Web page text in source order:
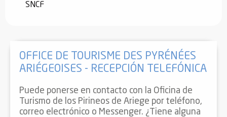
SNCF
OFFICE DE TOURISME DES PYRÉNÉES
ARIÉGEOISES - RECEPCIÓN TELEFÓNICA
Puede ponerse en contacto con la Oficina de
Turismo de los Pirineos de Ariege por teléfono,
correo electrónico o Messenger. ¿Tiene alguna